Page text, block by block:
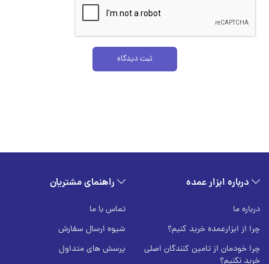
درباره ابزار عمده
درباره ما
چرا از ابزارعمده خرید کنیم؟
چرا خودمان از تامین کنندگان اصلی
خرید نکنیم؟
راهنمای مشتریان
تماس با ما
شیوه ارسال سفارش
پرسش های متداول